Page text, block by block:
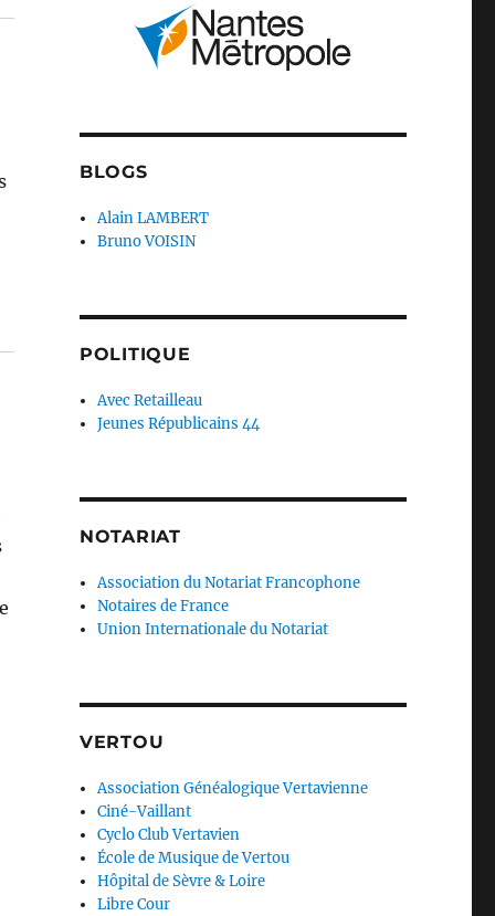
BLOGS
Alain LAMBERT
Bruno VOISIN
POLITIQUE
Avec Retailleau
Jeunes Républicains 44
NOTARIAT
Association du Notariat Francophone
Notaires de France
Union Internationale du Notariat
VERTOU
Association Généalogique Vertavienne
Ciné-Vaillant
Cyclo Club Vertavien
École de Musique de Vertou
Hôpital de Sèvre & Loire
Libre Cour